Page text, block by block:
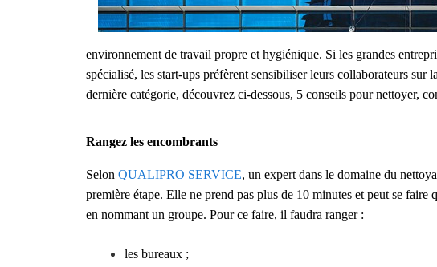
environnement de travail propre et hygiénique. Si les grandes
spécialisé, les start-ups préfèrent sensibiliser leurs collaborateurs sur
dernière catégorie, découvrez ci-dessous, 5 conseils pour nettoyer,
Rangez les encombrants
Selon QUALIPRO SERVICE, un expert dans le domaine du
première étape. Elle ne prend pas plus de 10 minutes et peut se faire
en nommant un groupe. Pour ce faire, il faudra ranger :
les bureaux ;